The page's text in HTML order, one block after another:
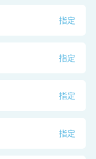
指定
指定
指定
指定